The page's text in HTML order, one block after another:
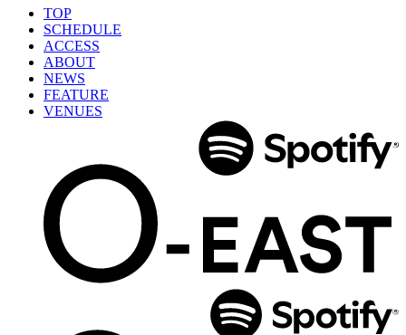
TOP
SCHEDULE
ACCESS
ABOUT
NEWS
FEATURE
VENUES